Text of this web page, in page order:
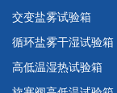
交变盐雾试验箱
循环盐雾干湿试验箱
高低温湿热试验箱